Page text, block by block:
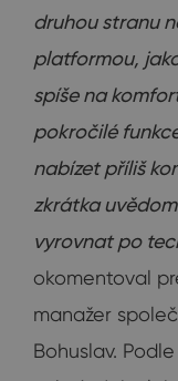
druhou stranu
platformou,
spíše na
pokročilé
nabízet příliš
zkrátka
vyrovnat po
okomentoval
manažer
Bohuslav.